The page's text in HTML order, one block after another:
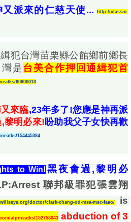
派來的仁慈天使...
http://classic-
犯台灣苗栗縣公館鄉前鄉長
是台美合作押回通緝犯首
60900013
來臨,23年多了!您應是神再派
黎明必來! 盼助我父子女快再歡
154445384
to Win! 黑夜會過,黎明必
聯邦級罪犯張雲翔
doctor/clark-chang-od-msa-msc-faao/
is
alpineatks/152758043 abduction of 3